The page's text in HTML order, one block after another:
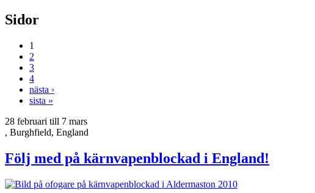
Sidor
1
2
3
4
nästa ›
sista »
28 februari till 7 mars
, Burghfield, England
Följ med på kärnvapenblockad i England!